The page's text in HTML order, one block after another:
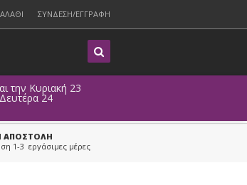
ΣΥΝΔΕΣΗ/ΕΓΓΡΑΦΗ
23
ΑΠΟΣΤΟΛΗ
1-3 εργάσιμες μέρες